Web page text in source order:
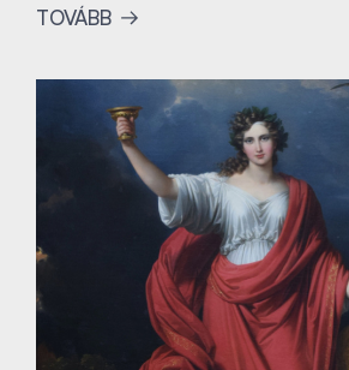
TOVÁBB